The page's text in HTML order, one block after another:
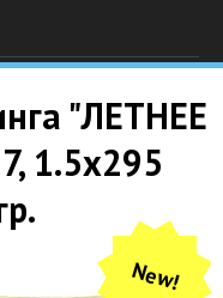
"ЛЕТНЕЕ
1.5х295
New!